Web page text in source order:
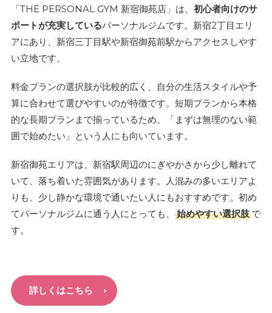
「THE PERSONAL GYM 新宿御苑店」は、 初心者向けのサ
ポートが充実しているパーソナルジムです。新宿2丁目エリ
アにあり、新宿三丁目駅や新宿御苑前駅からアクセスしやす
い立地です。
料金プランの選択肢が比較的広く、自分の生活スタイルや予
算に合わせて選びやすいのが特徴です。短期プランから本格
的な長期プランまで揃っているため、「まずは無理のない範
囲で始めたい」という人にも向いています。
新宿御苑エリアは、新宿駅周辺のにぎやかさから少し離れて
いて、落ち着いた雰囲気があります。人混みの多いエリアよ
りも、少し静かな環境で通いたい人にもおすすめです。初め
てパーソナルジムに通う人にとっても、
始めやすい選択肢で
す。
詳しくはこちら